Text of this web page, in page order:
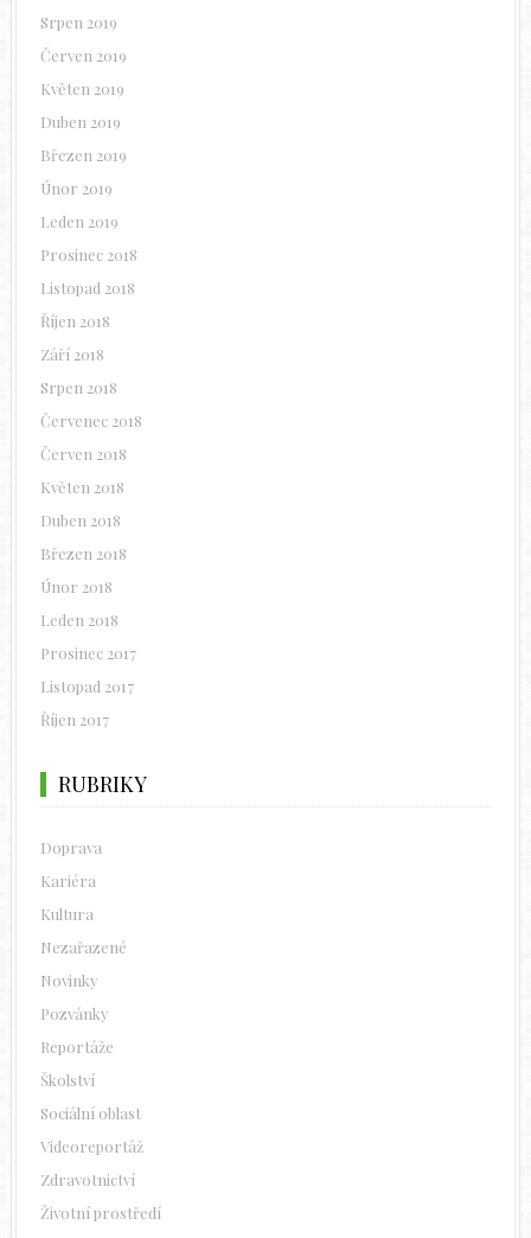
Srpen 2019
Červen 2019
Květen 2019
Duben 2019
Březen 2019
Únor 2019
Leden 2019
Prosinec 2018
Listopad 2018
Říjen 2018
Září 2018
Srpen 2018
Červenec 2018
Červen 2018
Květen 2018
Duben 2018
Březen 2018
Únor 2018
Leden 2018
Prosinec 2017
Listopad 2017
Říjen 2017
RUBRIKY
Doprava
Kariéra
Kultura
Nezařazené
Novinky
Pozvánky
Reportáže
Školství
Sociální oblast
Videoreportáž
Zdravotnictví
Životní prostředí